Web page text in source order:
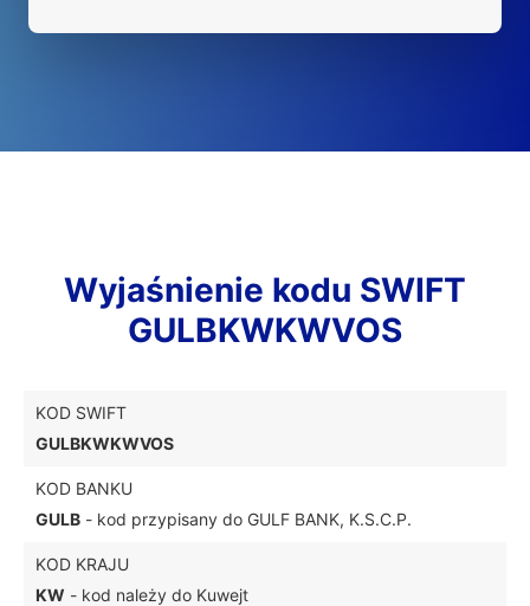
Wyjaśnienie kodu SWIFT
GULBKWKWVOS
KOD SWIFT
GULBKWKWVOS
KOD BANKU
GULB - kod przypisany do GULF BANK, K.S.C.P.
KOD KRAJU
KW - kod należy do Kuwejt